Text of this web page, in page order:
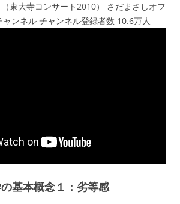
東大寺コンサート2010） さだまさしオフ
ンネル チャンネル登録者数 10.6万人
基本概念１：劣等感